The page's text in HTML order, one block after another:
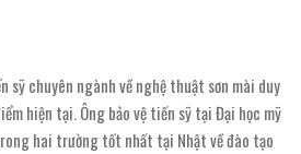
sỹ chuyên ngành về nghệ thuật sơn mài duy
hiện tại. Ông bảo vệ tiến sỹ tại Đại học mỹ
hai trường tốt nhất tại Nhật về đào tạo